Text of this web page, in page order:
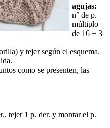
agujas:
n° de p.
múltiplo
de 16 + 3
y tejer según el esquema.
como se presenten, las
tejer 1 p. der. y montar el p.